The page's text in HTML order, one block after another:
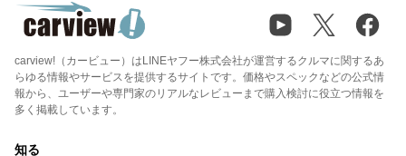
carview!（カービュー）はLINEヤフー株式会社が運営するクルマに関するあ
らゆる情報やサービスを提供するサイトです。価格やスペックなどの公式情
報から、ユーザーや専門家のリアルなレビューまで購入検討に役立つ情報を
多く掲載しています。
知る